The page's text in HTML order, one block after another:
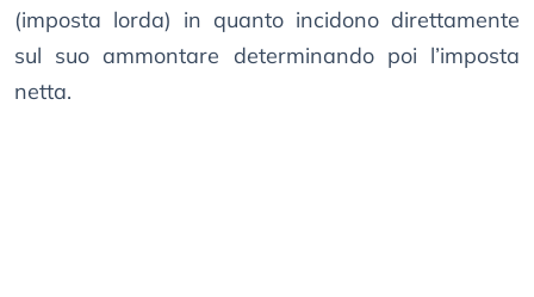
(imposta lorda) in quanto incidono direttamente
sul suo ammontare determinando poi l’imposta
netta.